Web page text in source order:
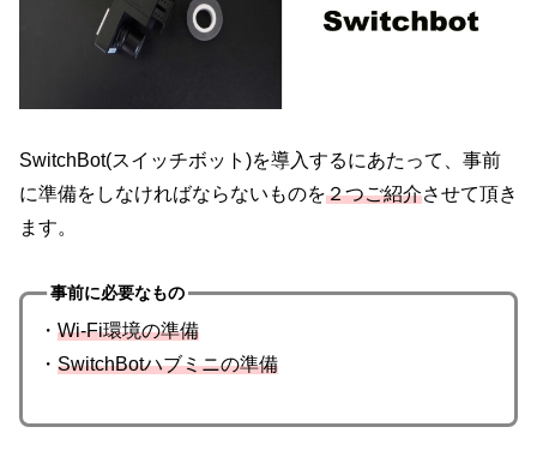
SwitchBot(スイッチボット)を導入するにあたって、事前
に準備をしなければならないものを２つご紹介させて頂き
ます。
事前に必要なもの
・ Wi-Fi環境の準備
・ SwitchBotハブミニの準備